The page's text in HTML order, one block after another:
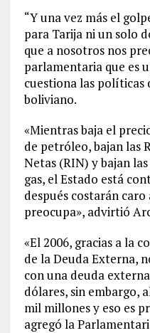
“Y una vez más el
para Tarija ni un solo
que a nosotros nos
parlamentaria que es
cuestiona las políticas
boliviano.
«Mientras baja el
de petróleo, bajan las
Netas (RIN) y bajan
gas, el Estado está
después costarán caro
preocupa», advirtió
«El 2006, gracias a la
de la Deuda Externa,
con una deuda
dólares, sin embargo,
mil millones y eso es
agregó la